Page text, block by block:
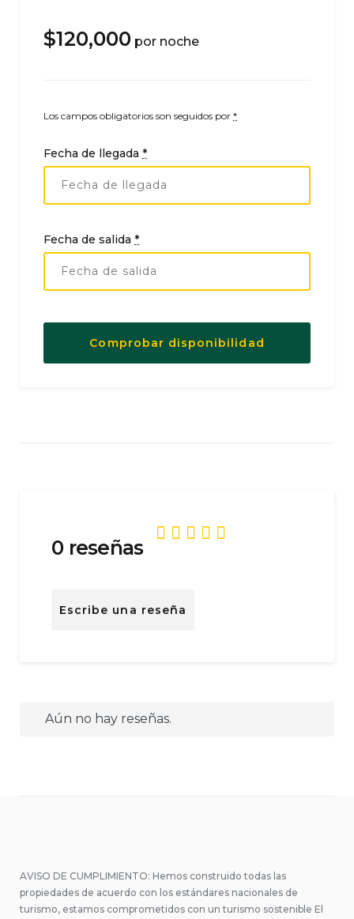
$120,000 por noche
Los campos obligatorios son seguidos por *
Fecha de llegada *
Fecha de salida *
0 reseñas
0
Escribe una reseña
Aún no hay reseñas.
AVISO DE CUMPLIMIENTO: Hemos construido todas las
propiedades de acuerdo con los estándares nacionales de
turismo, estamos comprometidos con un turismo sostenible El